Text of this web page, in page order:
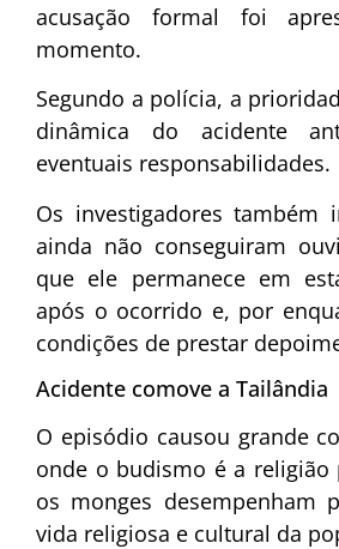
acusação formal foi
momento.
Segundo a polícia, a
dinâmica do acidente
eventuais responsabilidades.
Os investigadores também
ainda não conseguiram
que ele permanece em
após o ocorrido e, por
condições de prestar
Acidente comove a Tailândia
O episódio causou grande
onde o budismo é a religião
os monges desempenham
vida religiosa e cultural da